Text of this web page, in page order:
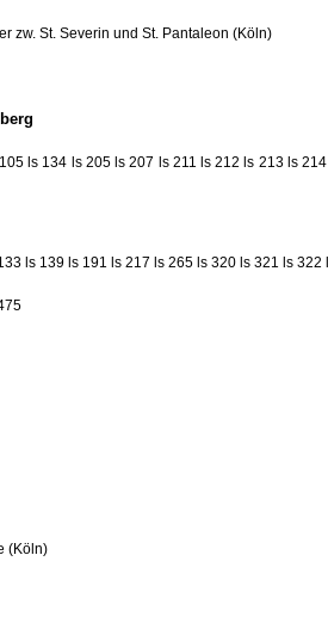
zw. St. Severin und St. Pantaleon (Köln)
ls 134 ls 205 ls 207 ls 211 ls 212 ls 213 ls 214
ls 139 ls 191 ls 217 ls 265 ls 320 ls 321 ls 322
(Köln)